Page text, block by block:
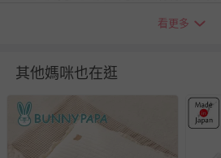
退貨，您可至『查詢訂單』>『已
至媽咪愛
LINE@客服ID: @mamilove
與服務，謝謝。
看更多
其他媽咪也在逛